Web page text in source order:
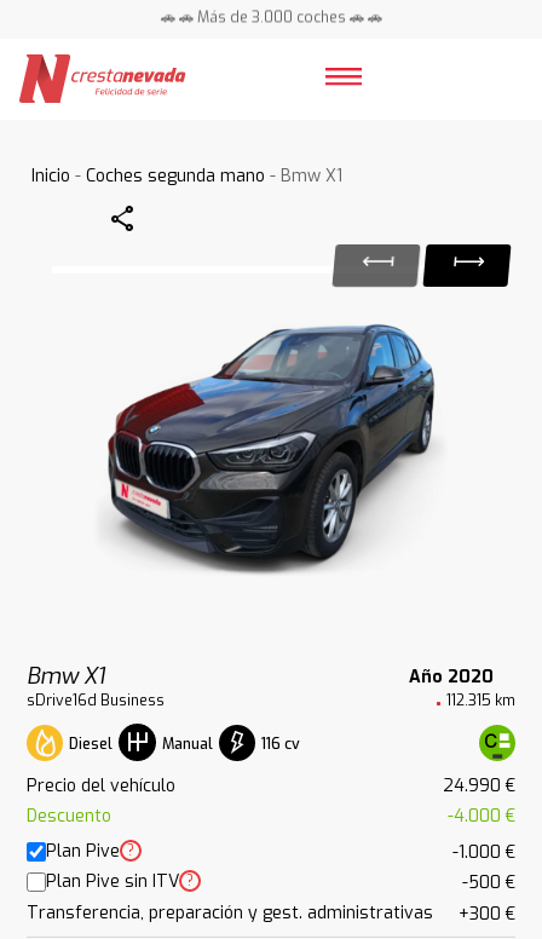
🚗 🚗 Más de 3.000 coches 🚗 🚗
Inicio -Coches segunda mano - Bmw X1
Share
Bmw X1 Año 2020
sDrive16d Business 112.315 km
Diesel Manual 116 cv
Precio del vehículo
24.990 €
Descuento
-4.000 €
Plan Pive ?
-1.000 €
Plan Pive sin ITV ?
-500 €
Transferencia, preparación y gest. administrativas
+300 €